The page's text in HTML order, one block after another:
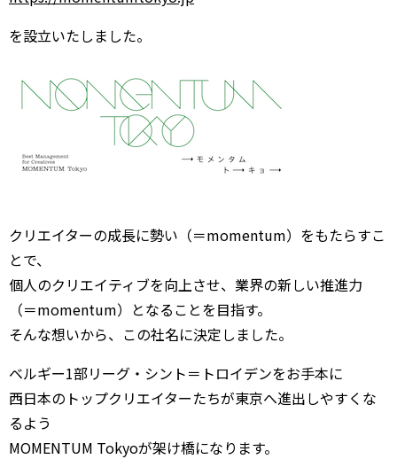
を設立いたしました。
クリエイターの成長に勢い（＝momentum）をもたらすこ
とで、
個人のクリエイティブを向上させ、業界の新しい推進力
（＝momentum）となることを目指す。
そんな想いから、この社名に決定しました。
ベルギー1部リーグ・シント＝トロイデンをお手本に
西日本のトップクリエイターたちが東京へ進出しやすくな
るよう
MOMENTUM Tokyoが架け橋になります。